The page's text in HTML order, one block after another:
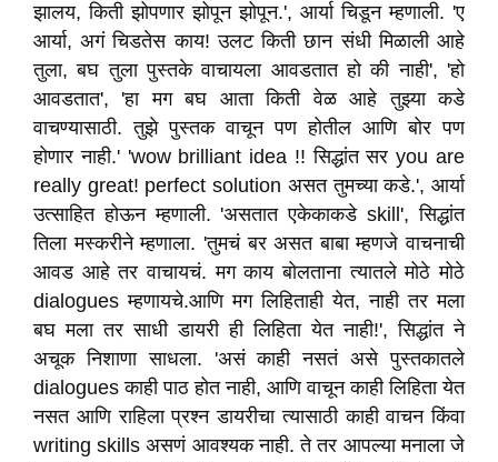
झालय, किती झोपणार झोपून झोपून.', आर्या चिडून म्हणाली. 'ए
आर्या, अगं चिडतेस काय! उलट किती छान संधी मिळाली आहे
तुला, बघ तुला पुस्तके वाचायला आवडतात हो की नाही', 'हो
आवडतात', 'हा मग बघ आता किती वेळ आहे तुझ्या कडे
वाचण्यासाठी. तुझे पुस्तक वाचून पण होतील आणि बोर पण
होणार नाही.' 'wow brilliant idea !! सिद्धांत सर you are
really great! perfect solution असत तुमच्या कडे.', आर्या
उत्साहित होऊन म्हणाली. 'असतात एकेकाकडे skill', सिद्धांत
तिला मस्करीने म्हणाला. 'तुमचं बर असत बाबा म्हणजे वाचनाची
आवड आहे तर वाचायचं. मग काय बोलताना त्यातले मोठे मोठे
dialogues म्हणायचे.आणि मग लिहिताही येत, नाही तर मला
बघ मला तर साधी डायरी ही लिहिता येत नाही!', सिद्धांत ने
अचूक निशाणा साधला. 'असं काही नसतं असे पुस्तकातले
dialogues काही पाठ होत नाही, आणि वाचून काही लिहिता येत
नसत आणि राहिला प्रश्न डायरीचा त्यासाठी काही वाचन किंवा
writing skills असणं आवश्यक नाही. ते तर आपल्या मनाला जे